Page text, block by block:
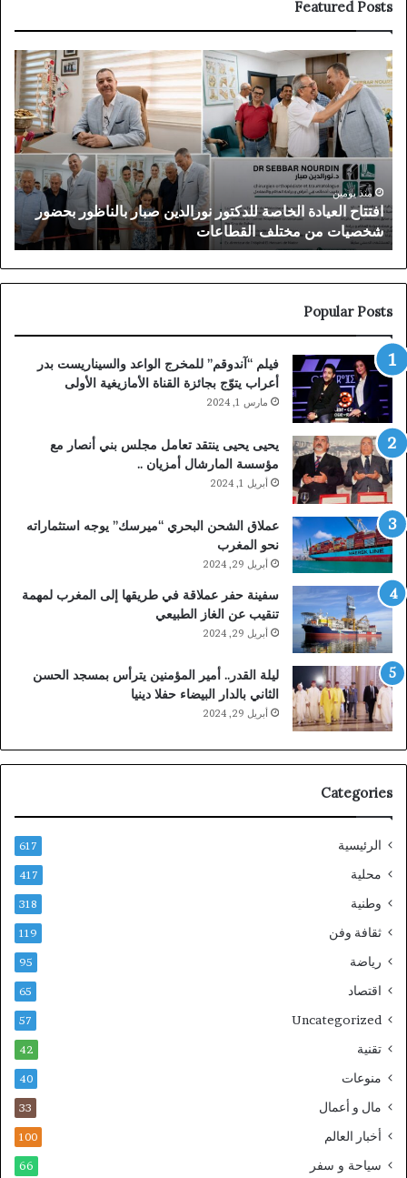
Featured Posts
افتتاح
العيادة
الخاصة
للدكتور
نورالدين
صبار
بالناظور
بحضور
شخصيات
من
مختلف
القطاعات
منذ يومين
افتتاح العيادة الخاصة للدكتور نورالدين صبار بالناظور بحضور
شخصيات من مختلف القطاعات
في
بعد
من
Popular Posts
فيلم “آندوقم” للمخرج الواعد والسيناريست بدر
أعراب يتوّج بجائزة القناة الأمازيغية الأولى
مارس 1, 2024
يحيى يحيى ينتقد تعامل مجلس بني أنصار مع
مؤسسة المارشال أمزيان ..
أبريل 1, 2024
عملاق الشحن البحري “ميرسك” يوجه استثماراته
نحو المغرب
أبريل 29, 2024
سفينة حفر عملاقة في طريقها إلى المغرب لمهمة
تنقيب عن الغاز الطبيعي
أبريل 29, 2024
ليلة القدر.. أمير المؤمنين يترأس بمسجد الحسن
الثاني بالدار البيضاء حفلا دينيا
أبريل 29, 2024
Categories
الرئيسية 617
محلية 417
وطنية 318
ثقافة وفن 119
رياضة 95
اقتصاد 65
Uncategorized
57
تقنية 42
منوعات 40
مال و أعمال 33
أخبار العالم 100
سياحة و سفر 66